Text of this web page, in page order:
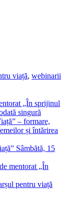
viață, webinarii
„În sprijinul
singură
– formare,
și întărirea
Sâmbătă, 15
mentorat „În
pentru viață